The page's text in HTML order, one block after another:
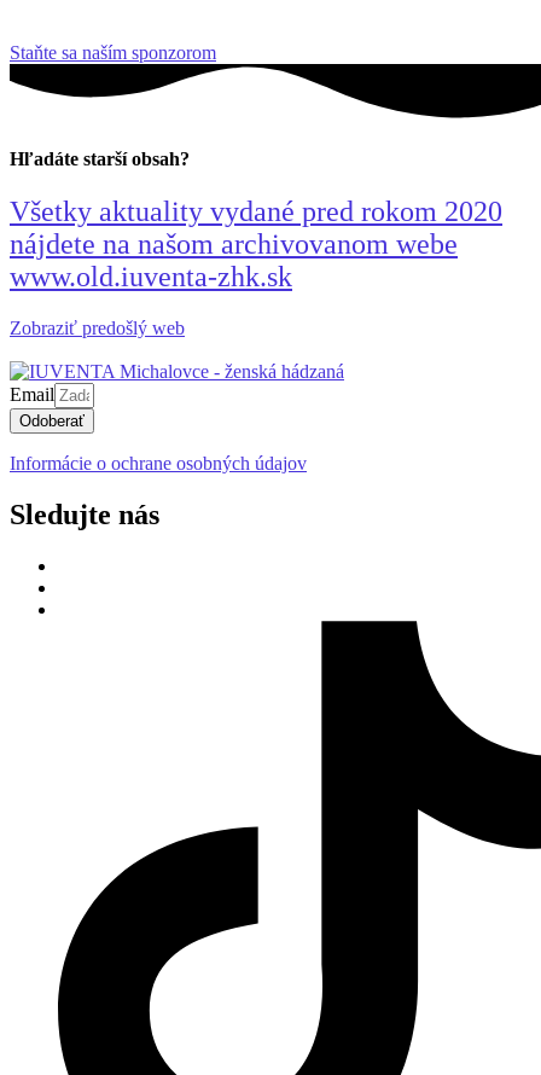
Staňte sa naším sponzorom
Hľadáte starší obsah?
Všetky aktuality vydané pred rokom 2020
nájdete na našom archivovanom webe
www.old.iuventa-zhk.sk
Zobraziť predošlý web
Email
Odoberať
Informácie o ochrane osobných údajov
Sledujte nás